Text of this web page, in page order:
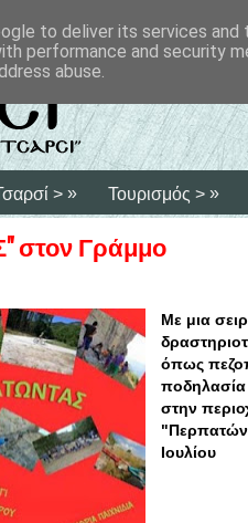
> » Τουρισμός > »
στον Γράμμο
Με μια
όπως
ποδηλασία
στην
Ιουλίου
to deliver its services
performance and security
abuse.